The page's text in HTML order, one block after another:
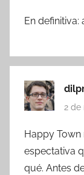
En
2 de
Happy
espectativa
qué. Antes